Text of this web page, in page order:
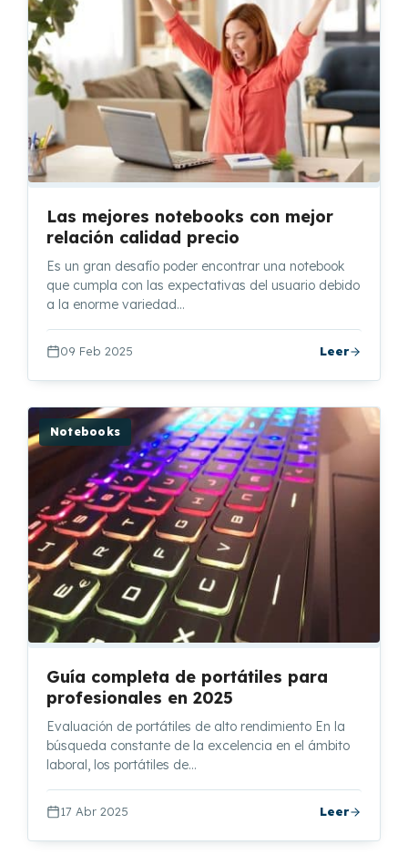
Las mejores notebooks con mejor
relación calidad precio
Es un gran desafío poder encontrar una notebook
que cumpla con las expectativas del usuario debido
a la enorme variedad…
09 Feb 2025 Leer
Notebooks
Guía completa de portátiles para
profesionales en 2025
Evaluación de portátiles de alto rendimiento En la
búsqueda constante de la excelencia en el ámbito
laboral, los portátiles de…
17 Abr 2025 Leer